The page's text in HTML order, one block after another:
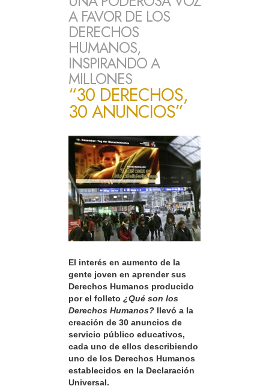
A FAVOR DE LOS
DERECHOS
HUMANOS,
INSPIRANDO A
MILLONES
“30 DERECHOS,
30 ANUNCIOS”
El interés en aumento de la
gente joven en aprender sus
Derechos Humanos producido
por el folleto ¿Qué son los
Derechos Humanos? llevó a la
creación de 30 anuncios de
servicio público educativos,
cada uno de ellos describiendo
uno de los Derechos Humanos
establecidos en la Declaración
Universal.